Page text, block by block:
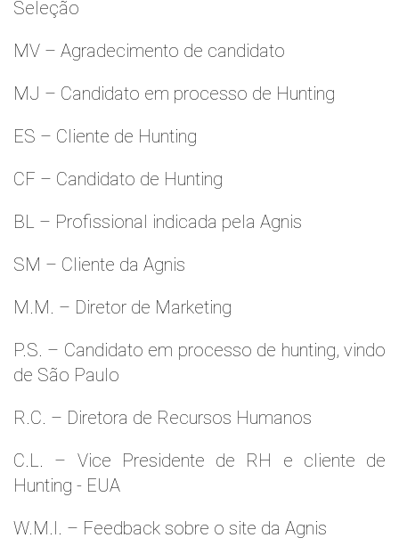
Seleção
MV – Agradecimento de candidato
MJ – Candidato em processo de Hunting
ES – Cliente de Hunting
CF – Candidato de Hunting
BL – Profissional indicada pela Agnis
SM – Cliente da Agnis
M.M. – Diretor de Marketing
P.S. – Candidato em processo de hunting, vindo
de São Paulo
R.C. – Diretora de Recursos Humanos
C.L. – Vice Presidente de RH e cliente de
Hunting - EUA
W.M.l. – Feedback sobre o site da Agnis